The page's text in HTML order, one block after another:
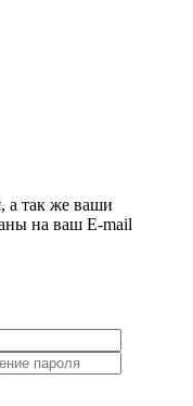
а так же ваши
на ваш E-mail